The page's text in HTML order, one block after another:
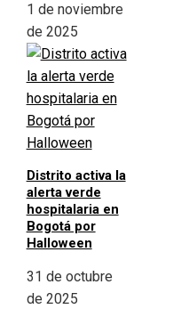
1 de noviembre
de 2025
Distrito activa la
alerta verde
hospitalaria en
Bogotá por
Halloween
31 de octubre
de 2025